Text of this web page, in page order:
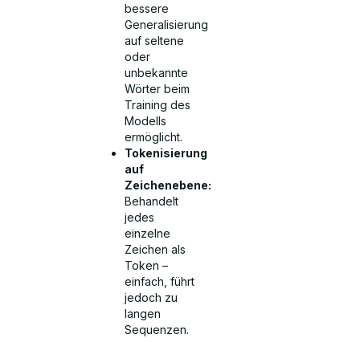
bessere
Generalisierung
auf seltene
oder
unbekannte
Wörter beim
Training des
Modells
ermöglicht.
Tokenisierung
auf
Zeichenebene:
Behandelt
jedes
einzelne
Zeichen als
Token –
einfach, führt
jedoch zu
langen
Sequenzen.